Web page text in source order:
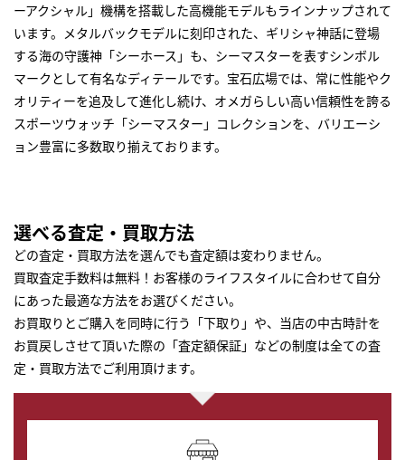
ーアクシャル」機構を搭載した高機能モデルもラインナップされて
います。メタルバックモデルに刻印された、ギリシャ神話に登場
する海の守護神「シーホース」も、シーマスターを表すシンボル
マークとして有名なディテールです。宝石広場では、常に性能やク
オリティーを追及して進化し続け、オメガらしい高い信頼性を誇る
スポーツウォッチ「シーマスター」コレクションを、バリエーシ
ョン豊富に多数取り揃えております。
選べる査定・買取方法
どの査定・買取方法を選んでも査定額は変わりません。
買取査定手数料は無料！お客様のライフスタイルに合わせて自分
にあった最適な方法をお選びください。
お買取りとご購入を同時に行う「下取り」や、当店の中古時計を
お買戻しさせて頂いた際の「査定額保証」などの制度は全ての査
定・買取方法でご利用頂けます。